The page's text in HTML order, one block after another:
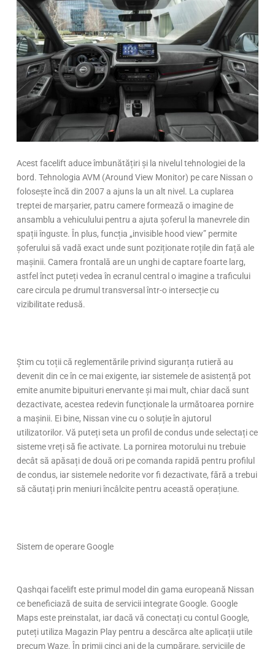
Acest facelift aduce îmbunătățiri și la nivelul tehnologiei de la
bord. Tehnologia AVM (Around View Monitor) pe care Nissan o
folosește încă din 2007 a ajuns la un alt nivel. La cuplarea
treptei de marșarier, patru camere formează o imagine de
ansamblu a vehiculului pentru a ajuta șoferul la manevrele din
spații înguste. În plus, funcția „invisible hood view” permite
șoferului să vadă exact unde sunt poziționate roțile din față ale
mașinii. Camera frontală are un unghi de captare foarte larg,
astfel înct puteți vedea în ecranul central o imagine a traficului
care circula pe drumul transversal într-o intersecție cu
vizibilitate redusă.
Știm cu toții că reglementările privind siguranța rutieră au
devenit din ce în ce mai exigente, iar sistemele de asistență pot
emite anumite bipuituri enervante și mai mult, chiar dacă sunt
dezactivate, acestea redevin funcționale la următoarea pornire
a mașinii. Ei bine, Nissan vine cu o soluție în ajutorul
utilizatorilor. Vă puteți seta un profil de condus unde selectați ce
sisteme vreți să fie activate. La pornirea motorului nu trebuie
decât să apăsați de două ori pe comanda rapidă pentru profilul
de condus, iar sistemele nedorite vor fi dezactivate, fără a trebui
să căutați prin meniuri încâlcite pentru această operațiune.
Sistem de operare Google
Qashqai facelift este primul model din gama europeană Nissan
ce beneficiază de suita de servicii integrate Google. Google
Maps este preinstalat, iar dacă vă conectați cu contul Google,
puteți utiliza Magazin Play pentru a descărca alte aplicații utile
precum Waze. În primii cinci ani de la cumpărare, serviciile de